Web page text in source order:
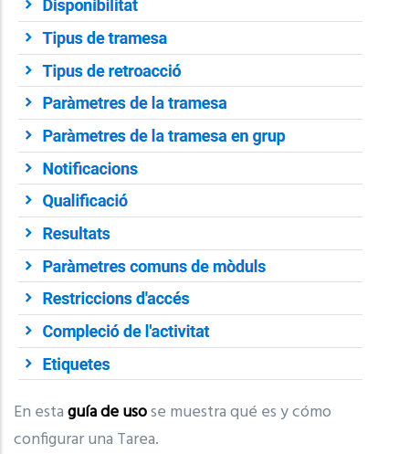
En estaguía de usose muestra qué es y cómo
configurar una Tarea.